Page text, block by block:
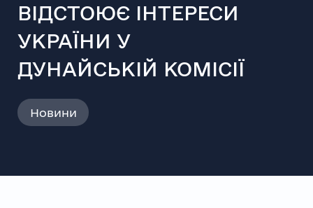
ВІДСТОЮЄ ІНТЕРЕСИ
УКРАЇНИ У
ДУНАЙСЬКІЙ КОМІСІЇ
Новини